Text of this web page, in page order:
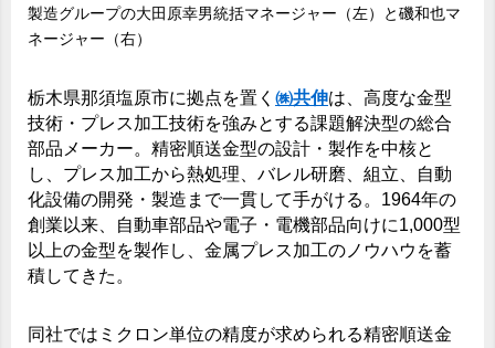
製造グループの大田原幸男統括マネージャー（左）と磯和也マ
ネージャー（右）
栃木県那須塩原市に拠点を置く ㈱共伸は、高度な金型
技術・プレス加工技術を強みとする課題解決型の総合
部品メーカー。精密順送金型の設計・製作を中核と
し、プレス加工から熱処理、バレル研磨、組立、自動
化設備の開発・製造まで一貫して手がける。1964年の
創業以来、自動車部品や電子・電機部品向けに1,000型
以上の金型を製作し、金属プレス加工のノウハウを蓄
積してきた。
同社ではミクロン単位の精度が求められる精密順送金